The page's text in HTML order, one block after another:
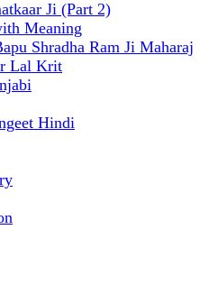
Ji (Part 2)
Meaning
Shradha Ram Ji Maharaj
Lal Krit
Hindi